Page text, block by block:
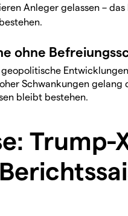
Anleger gelassen –
ohne
Schwankungen gelang
bleibt bestehen.
Trump-